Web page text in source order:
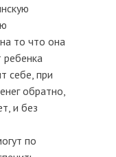
то что она
себе, при
обратно,
и без
по